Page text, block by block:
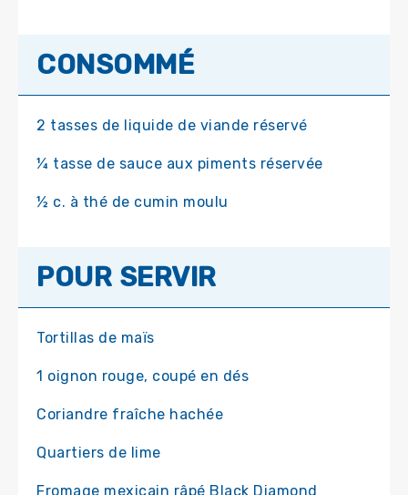
CONSOMMÉ
2 tasses de liquide de viande réservé
¼ tasse de sauce aux piments réservée
½ c. à thé de cumin moulu
POUR SERVIR
Tortillas de maïs
1 oignon rouge, coupé en dés
Coriandre fraîche hachée
Quartiers de lime
Fromage mexicain râpé Black Diamond